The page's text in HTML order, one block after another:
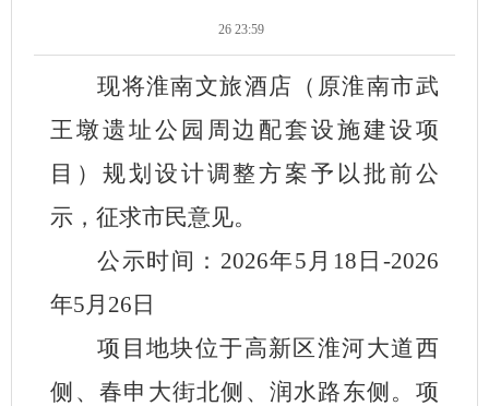
26 23:59
现将淮南文旅酒店（原淮南市武
王墩遗址公园周边配套设施建设项
目）规划设计调整方案予以批前公
示，征求市民意见。
公示时间： 2026年5 月 18 日 -2026
年5月 26 日
项目地块位于高新区淮河大道西
侧、春申大街北侧、润水路东侧。项